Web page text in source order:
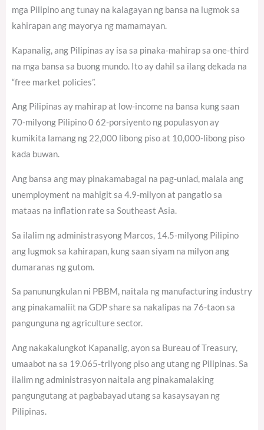
mga Pilipino ang tunay na kalagayan ng bansa na lugmok sa
kahirapan ang mayorya ng mamamayan.
Kapanalig, ang Pilipinas ay isa sa pinaka-mahirap sa one-third
na mga bansa sa buong mundo. Ito ay dahil sa ilang dekada na
“free market policies”.
Ang Pilipinas ay mahirap at low-income na bansa kung saan
70-milyong Pilipino 0 62-porsiyento ng populasyon ay
kumikita lamang ng 22,000 libong piso at 10,000-libong piso
kada buwan.
Ang bansa ang may pinakamabagal na pag-unlad, malala ang
unemployment na mahigit sa 4.9-milyon at pangatlo sa
mataas na inflation rate sa Southeast Asia.
Sa ilalim ng administrasyong Marcos, 14.5-milyong Pilipino
ang lugmok sa kahirapan, kung saan siyam na milyon ang
dumaranas ng gutom.
Sa panunungkulan ni PBBM, naitala ng manufacturing industry
ang pinakamaliit na GDP share sa nakalipas na 76-taon sa
pangunguna ng agriculture sector.
Ang nakakalungkot Kapanalig, ayon sa Bureau of Treasury,
umaabot na sa 19.065-trilyong piso ang utang ng Pilipinas. Sa
ilalim ng administrasyon naitala ang pinakamalaking
pangungutang at pagbabayad utang sa kasaysayan ng
Pilipinas.